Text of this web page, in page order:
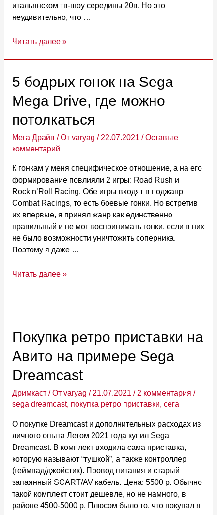
итальянском тв-шоу середины 20в. Но это
неудивительно, что …
Подборка
фильмов
не
для
анимешников
Читать далее »
5 бодрых гонок на Sega
Mega Drive, где можно
потолкаться
Мега Драйв / Отvaryag/ 22.07.2021/Оставьте
комментарий
К гонкам у меня специфическое отношение, а на его
формирование повлияли 2 игры: Road Rush и
Rock’n’Roll Racing. Обе игры входят в поджанр
Combat Racings, то есть боевые гонки. Но встретив
их впервые, я принял жанр как единственно
правильный и не мог воспринимать гонки, если в них
не было возможности уничтожить соперника.
Поэтому я даже …
5
Mega
Drive,
где
потолкаться
Читать далее »
Покупка ретро приставки на
Авито на примере Sega
Dreamcast
Дримкаст / Отvaryag/ 21.07.2021/ 2 комментария /
sega dreamcast, покупка ретро приставки,сега
О покупке Dreamcast и дополнительных расходах из
личного опыта Летом 2021 года купил Sega
Dreamcast. В комплект входила сама приставка,
которую называют “тушкой”, а также контроллер
(геймпад/джойстик). Провод питания и старый
запаянный SCART/AV кабель. Цена: 5500 р. Обычно
такой комплект стоит дешевле, но не намного, в
районе 4500-5000 р. Плюсом было то, что покупал я